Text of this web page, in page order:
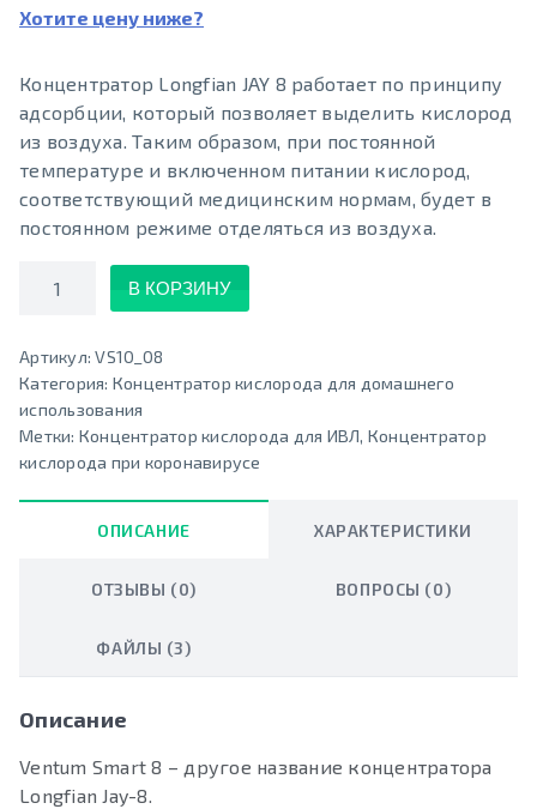
Хотите цену ниже?
Концентратор Longfian JAY 8 работает по принципу
адсорбции, который позволяет выделить кислород
из воздуха. Таким образом, при постоянной
температуре и включенном питании кислород,
соответствующий медицинским нормам, будет в
постоянном режиме отделяться из воздуха.
Количество
В КОРЗИНУ
Артикул:VS10_08
Категория: Концентратор кислорода для домашнего
использования
Метки: Концентратор кислорода для ИВЛ, Концентратор
кислорода при коронавирусе
ОПИСАНИЕ ХАРАКТЕРИСТИКИ
ОТЗЫВЫ (0) ВОПРОСЫ (0)
ФАЙЛЫ (3)
Описание
Ventum Smart 8 – другое название концентратора
Longfian Jay-8.